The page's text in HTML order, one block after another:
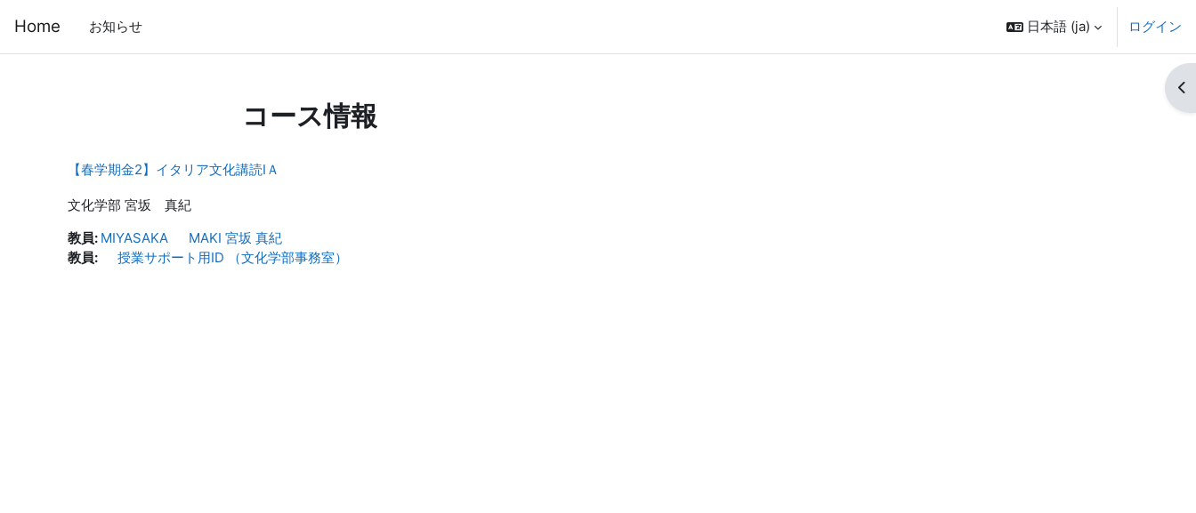
Home お知らせ 日本語 ‎(ja)‎ ログイン
ブ
コース情報
【春学期金2】イタリア文化講読ⅠＡ
文化学部 宮坂 真紀
教員: MIYASAKA MAKI 宮坂 真紀
教員:
授業サポート用ID （文化学部事務室）